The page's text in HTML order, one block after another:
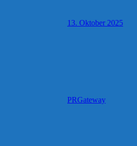
13. Oktober 2025
PRGateway